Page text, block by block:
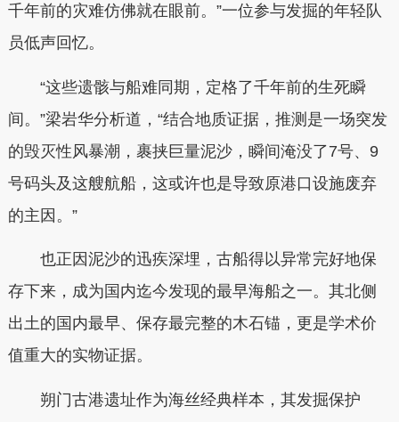
千年前的灾难仿佛就在眼前。”一位参与发掘的年轻队
员低声回忆。
“这些遗骸与船难同期，定格了千年前的生死瞬
间。”梁岩华分析道，“结合地质证据，推测是一场突发
的毁灭性风暴潮，裹挟巨量泥沙，瞬间淹没了7号、9
号码头及这艘航船，这或许也是导致原港口设施废弃
的主因。”
也正因泥沙的迅疾深埋，古船得以异常完好地保
存下来，成为国内迄今发现的最早海船之一。其北侧
出土的国内最早、保存最完整的木石锚，更是学术价
值重大的实物证据。
朔门古港遗址作为海丝经典样本，其发掘保护